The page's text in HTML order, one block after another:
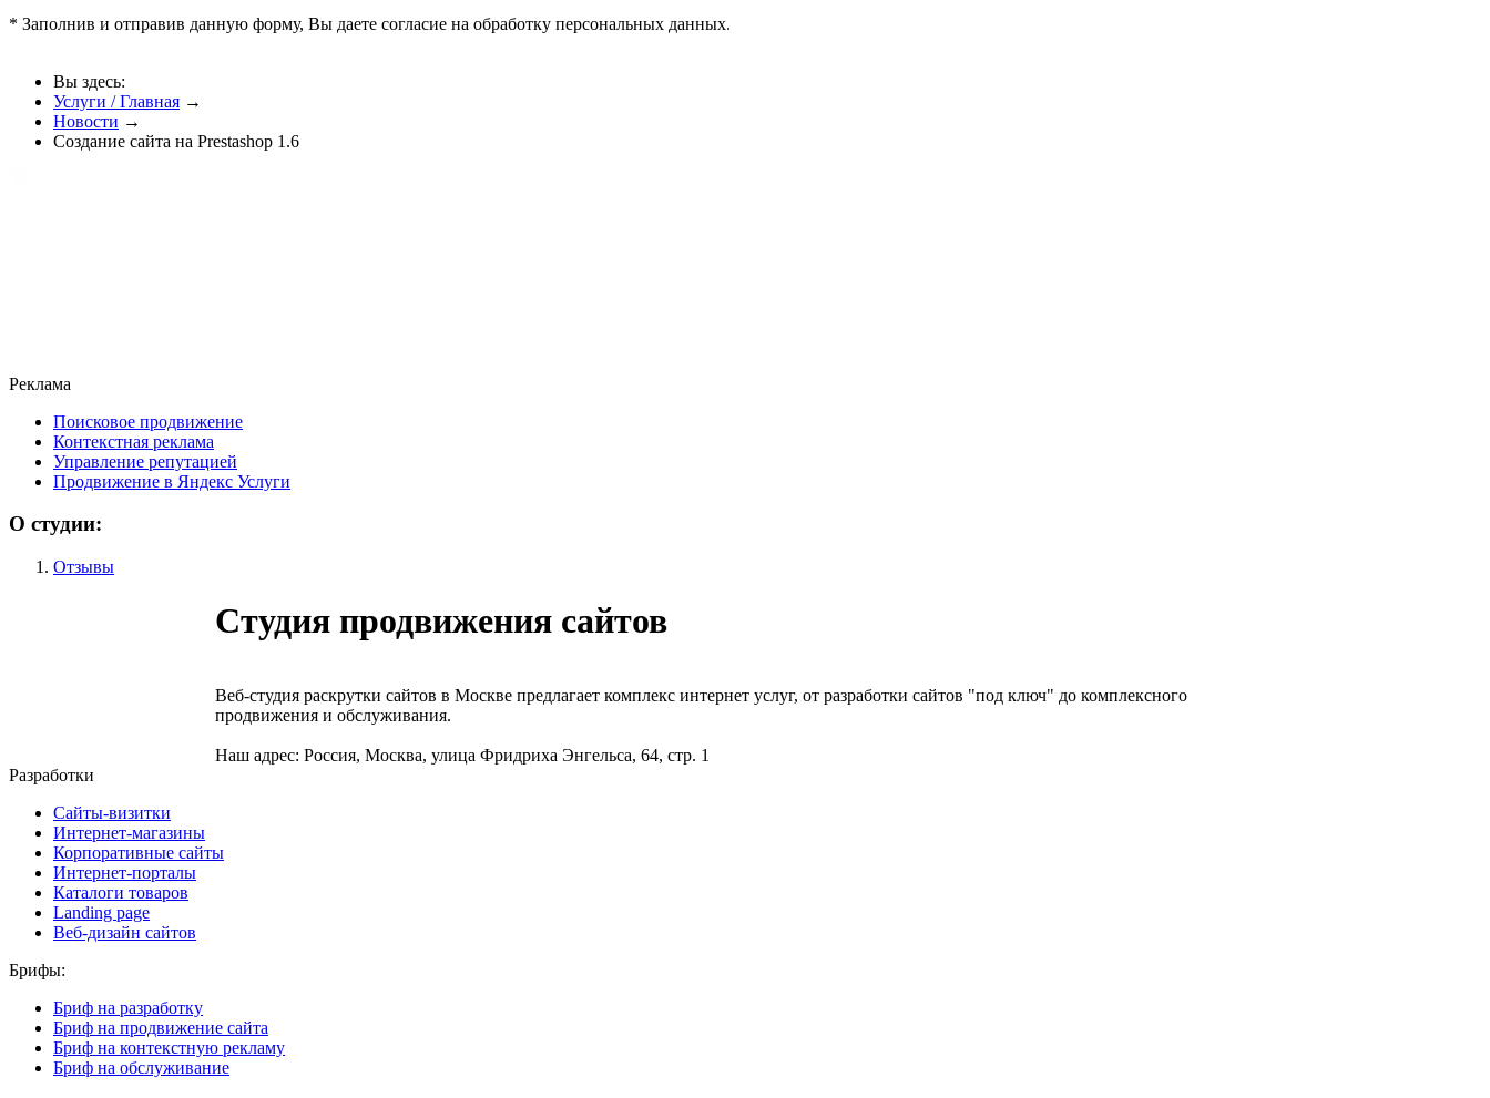
* Заполнив и отправив данную форму, Вы даете согласие на обработку персональных данных.
Вы здесь:
Услуги / Главная →
Новости →
Создание сайта на Prestashop 1.6
Реклама
Поисковое продвижение
Контекстная реклама
Управление репутацией
Продвижение в Яндекс Услуги
О студии:
Отзывы
Студия продвижения сайтов
Веб-студия раскрутки сайтов в Москве предлагает комплекс интернет услуг, от разработки сайтов "под ключ" до комплексного
продвижения и обслуживания.
Наш адрес: Россия, Москва, улица Фридриха Энгельса, 64, стр. 1
Разработки
Сайты-визитки
Интернет-магазины
Корпоративные сайты
Интернет-порталы
Каталоги товаров
Landing page
Веб-дизайн сайтов
Брифы:
Бриф на разработку
Бриф на продвижение сайта
Бриф на контекстную рекламу
Бриф на обслуживание